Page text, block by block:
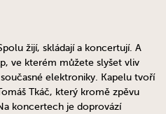
žijí, skládají a koncertují. A
ve kterém můžete slyšet vliv
elektroniky. Kapelu tvoří
Tkáč, který kromě zpěvu
koncertech je doprovází